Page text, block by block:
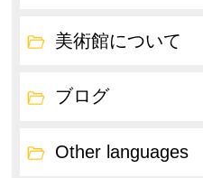
美術館について
ブログ
Other languages